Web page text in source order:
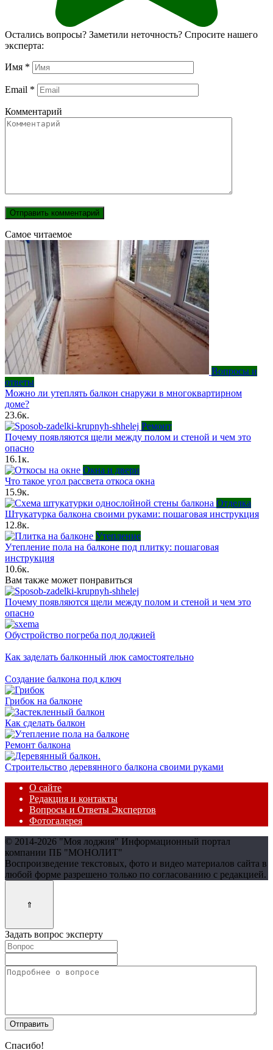
Остались вопросы? Заметили неточность? Спросите нашего
эксперта:
Имя *
Email *
Комментарий
Самое читаемое
Вопросы и
ответы
Можно ли утеплять балкон снаружи в многоквартирном
доме?
23.6к.
Ремонт
Почему появляются щели между полом и стеной и чем это
опасно
16.1к.
Окна и двери
Что такое угол рассвета откоса окна
15.9к.
Отделка
Штукатурка балкона своими руками: пошаговая инструкция
12.8к.
Утепление
Утепление пола на балконе под плитку: пошаговая
инструкция
10.6к.
Вам также может понравиться
Почему появляются щели между полом и стеной и чем это
опасно
Обустройство погреба под лоджией
Как заделать балконный люк самостоятельно
Создание балкона под ключ
Грибок на балконе
Как сделать балкон
Ремонт балкона
Строительство деревянного балкона своими руками
О сайте
Редакция и контакты
Вопросы и Ответы Экспертов
Фотогалерея
© 2014-2026 "Моя лоджия" Информационный портал
компании ПБ "МОНОЛИТ"
Воспроизведение текстовых, фото и видео материалов сайта в
любой форме разрешено только по согласованию с редакцией.
Задать вопрос эксперту
Спасибо!